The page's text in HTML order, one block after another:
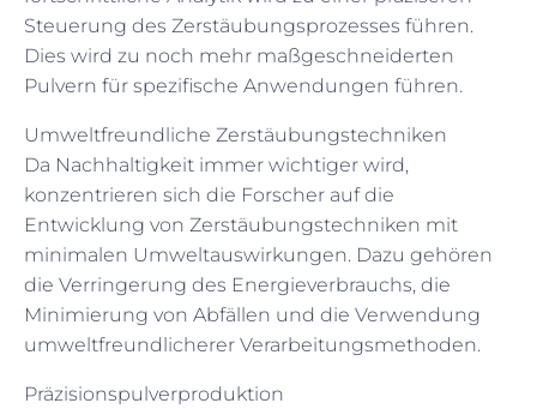
Steuerung des Zerstäubungsprozesses führen.
Dies wird zu noch mehr maßgeschneiderten
Pulvern für spezifische Anwendungen führen.
Umweltfreundliche Zerstäubungstechniken
Da Nachhaltigkeit immer wichtiger wird,
konzentrieren sich die Forscher auf die
Entwicklung von Zerstäubungstechniken mit
minimalen Umweltauswirkungen. Dazu gehören
die Verringerung des Energieverbrauchs, die
Minimierung von Abfällen und die Verwendung
umweltfreundlicherer Verarbeitungsmethoden.
Präzisionspulverproduktion